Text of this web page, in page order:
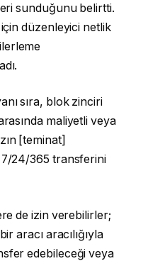
sunduğunu belirtti.
için düzenleyici netlik
sıra, blok zinciri
maliyetli veya
[teminat]
7/24/365 transferini
de izin verebilirler;
aracı aracılığıyla
edebileceği veya